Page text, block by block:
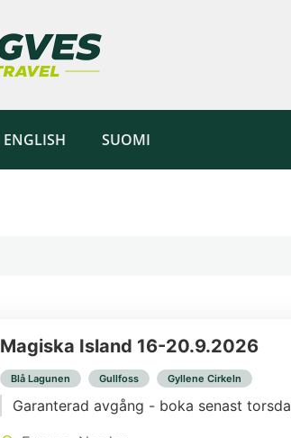
ENGLISH SUOMI
Magiska Island 16-20.9.2026
Blå Lagunen Gullfoss Gyllene Cirkeln
Garanterad avgång - boka senast